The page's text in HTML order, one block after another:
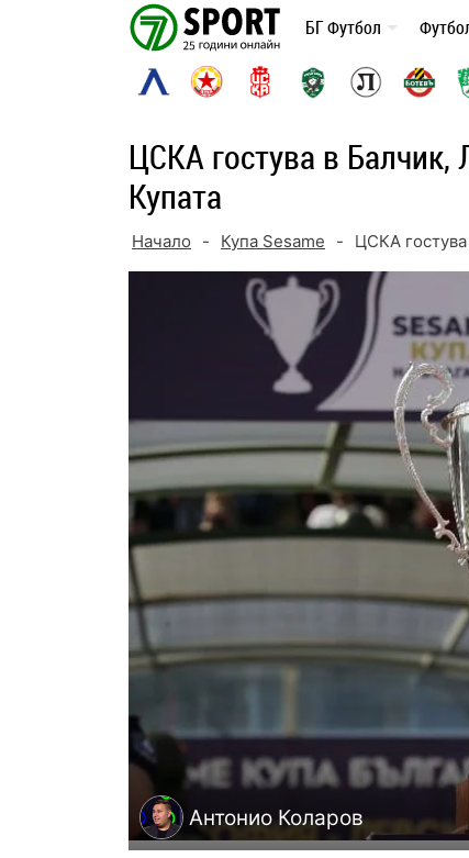
БГ Футбол
ЦСКА гостува в Балчик,
Купата
Начало - Купа Sesame - ЦСКА
Антонио Коларов